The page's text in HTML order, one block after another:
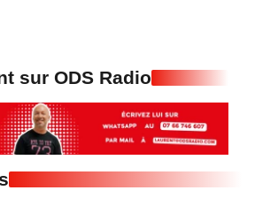
sur ODS Radio